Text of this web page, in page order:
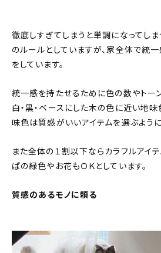
徹底しすぎてしまうと単調になってしま
のルールとしていますが、家全体で統
をしています。
統一感を持たせるために色の数やトー
白・黒・ベースにした木の色に近い地味
味色は質感がいいアイテムを選ぶように
また全体の１割以下ならカラフルアイテ
ぱの緑色やお花もＯＫとしています。
質感のあるモノに頼る